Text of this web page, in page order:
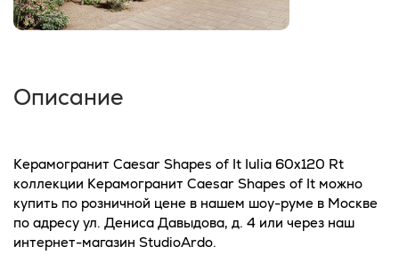
Описание
Керамогранит Caesar Shapes of It Iulia 60x120 Rt
коллекции Керамогранит Caesar Shapes of It можно
купить по розничной цене в нашем шоу-руме в Москве
по адресу ул. Дениса Давыдова, д. 4 или через наш
интернет-магазин StudioArdo.